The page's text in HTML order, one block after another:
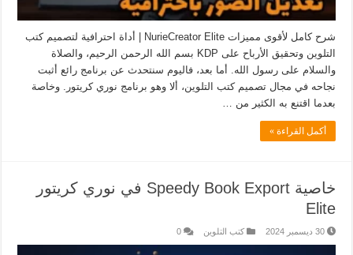
شرح كامل لأقوى مميزات NurieCreator Elite | أداة احترافية لتصميم كتب
التلوين وتحقيق الأرباح على KDP بسم الله الرحمن الرحيم، والصلاة
والسلام على رسول الله. أما بعد، فاليوم سنتحدث عن برنامج رائع أثبت
نجاحه في مجال تصميم كتب التلوين، ألا وهو برنامج نوري كريتور. وخاصة
بعدما اقتنع به الكثير من …
أكمل القراءة »
خاصية Speedy Book Export في نوري كريتور
Elite
30 ديسمبر 2024 كتب التلوين 0